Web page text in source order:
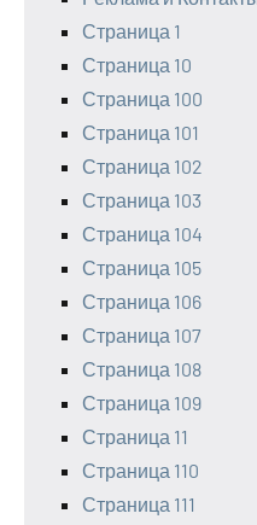
Страница 1
Страница 10
Страница 100
Страница 101
Страница 102
Страница 103
Страница 104
Страница 105
Страница 106
Страница 107
Страница 108
Страница 109
Страница 11
Страница 110
Страница 111